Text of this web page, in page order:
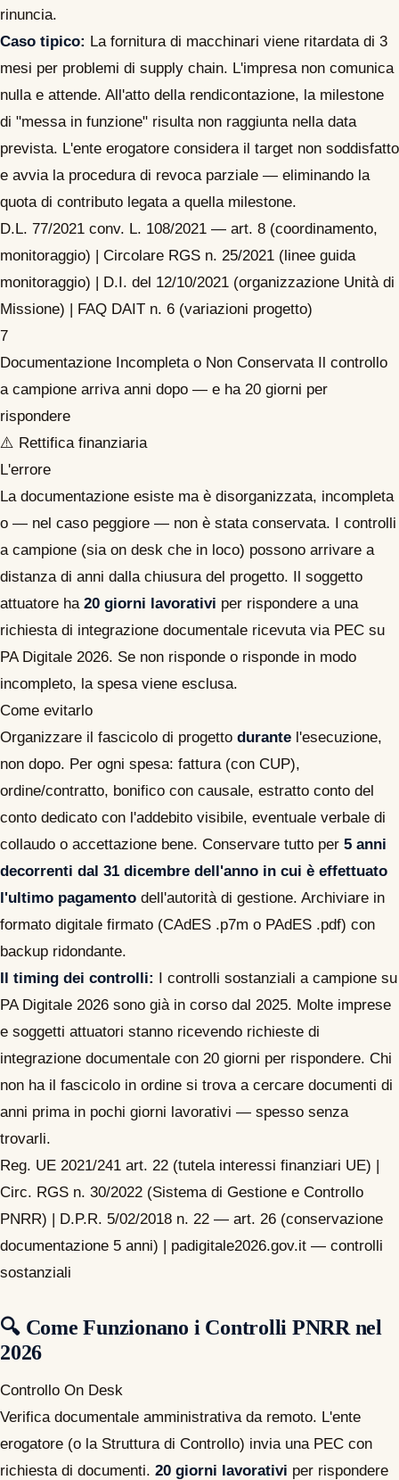
rinuncia.
Caso tipico: La fornitura di macchinari viene ritardata di 3
mesi per problemi di supply chain. L'impresa non comunica
nulla e attende. All'atto della rendicontazione, la milestone
di "messa in funzione" risulta non raggiunta nella data
prevista. L'ente erogatore considera il target non soddisfatto
e avvia la procedura di revoca parziale — eliminando la
quota di contributo legata a quella milestone.
D.L. 77/2021 conv. L. 108/2021 — art. 8 (coordinamento,
monitoraggio) | Circolare RGS n. 25/2021 (linee guida
monitoraggio) | D.I. del 12/10/2021 (organizzazione Unità di
Missione) | FAQ DAIT n. 6 (variazioni progetto)
7
Documentazione Incompleta o Non Conservata Il controllo
a campione arriva anni dopo — e ha 20 giorni per
rispondere
⚠️ Rettifica finanziaria
L'errore
La documentazione esiste ma è disorganizzata, incompleta
o — nel caso peggiore — non è stata conservata. I controlli
a campione (sia on desk che in loco) possono arrivare a
distanza di anni dalla chiusura del progetto. Il soggetto
attuatore ha 20 giorni lavorativi per rispondere a una
richiesta di integrazione documentale ricevuta via PEC su
PA Digitale 2026. Se non risponde o risponde in modo
incompleto, la spesa viene esclusa.
Come evitarlo
Organizzare il fascicolo di progetto durante l'esecuzione,
non dopo. Per ogni spesa: fattura (con CUP),
ordine/contratto, bonifico con causale, estratto conto del
conto dedicato con l'addebito visibile, eventuale verbale di
collaudo o accettazione bene. Conservare tutto per 5 anni
decorrenti dal 31 dicembre dell'anno in cui è effettuato
l'ultimo pagamento dell'autorità di gestione. Archiviare in
formato digitale firmato (CAdES .p7m o PAdES .pdf) con
backup ridondante.
Il timing dei controlli: I controlli sostanziali a campione su
PA Digitale 2026 sono già in corso dal 2025. Molte imprese
e soggetti attuatori stanno ricevendo richieste di
integrazione documentale con 20 giorni per rispondere. Chi
non ha il fascicolo in ordine si trova a cercare documenti di
anni prima in pochi giorni lavorativi — spesso senza
trovarli.
Reg. UE 2021/241 art. 22 (tutela interessi finanziari UE) |
Circ. RGS n. 30/2022 (Sistema di Gestione e Controllo
PNRR) | D.P.R. 5/02/2018 n. 22 — art. 26 (conservazione
documentazione 5 anni) | padigitale2026.gov.it — controlli
sostanziali
🔍 Come Funzionano i Controlli PNRR nel
2026
Controllo On Desk
Verifica documentale amministrativa da remoto. L'ente
erogatore (o la Struttura di Controllo) invia una PEC con
richiesta di documenti. 20 giorni lavorativi per rispondere